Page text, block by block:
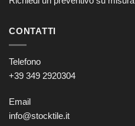
CONTATTI
Telefono
+39 349 2920304
Email
info@stocktile.it